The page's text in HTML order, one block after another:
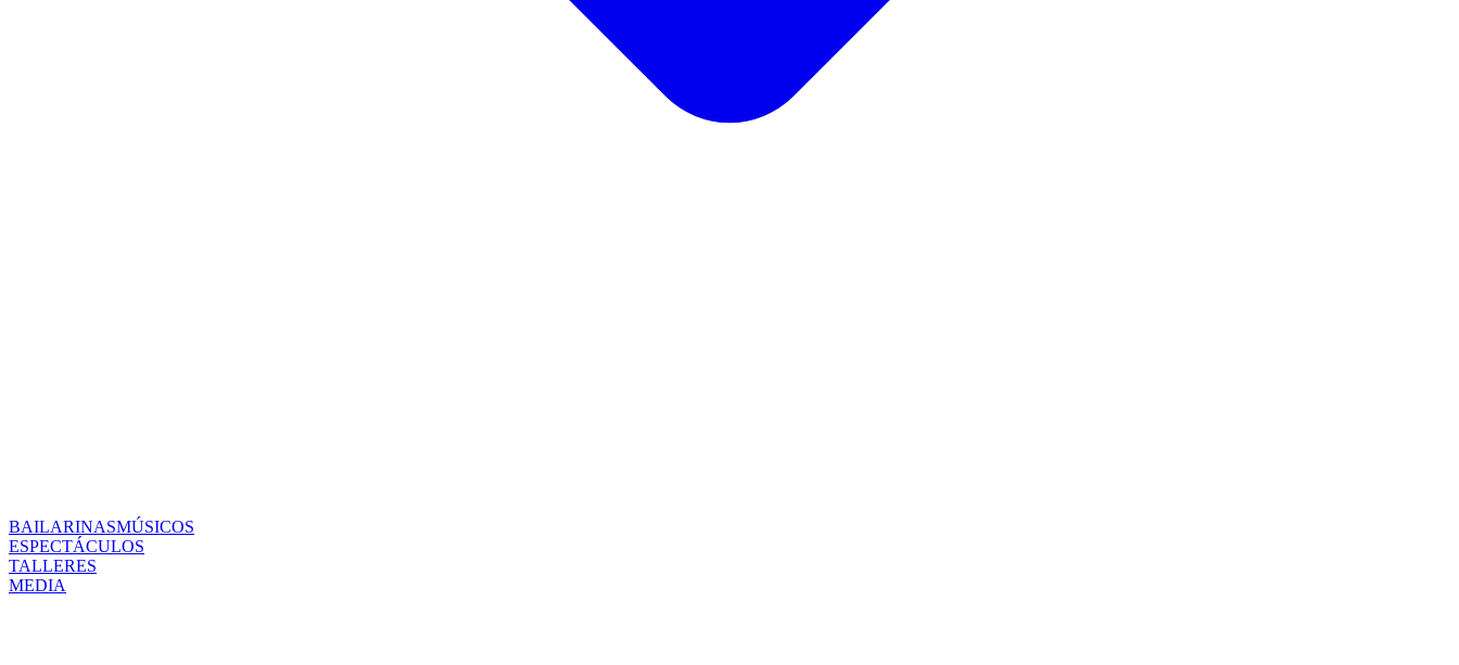
BAILARINASMÚSICOS
ESPECTÁCULOS
TALLERES
MEDIA